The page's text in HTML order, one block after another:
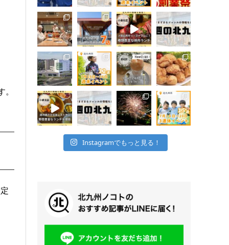
Instagramでもっと見る！